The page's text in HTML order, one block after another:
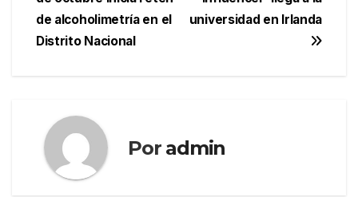
de
entradas
universidad en Irlanda
de alcoholimetría en el
Distrito Nacional
Por admin